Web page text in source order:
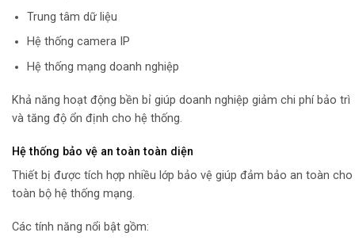
Trung tâm dữ liệu
Hệ thống camera IP
Hệ thống mạng doanh nghiệp
Khả năng hoạt động bền bỉ giúp doanh nghiệp giảm chi phí bảo trì
và tăng độ ổn định cho hệ thống.
Hệ thống bảo vệ an toàn toàn diện
Thiết bị được tích hợp nhiều lớp bảo vệ giúp đảm bảo an toàn cho
toàn bộ hệ thống mạng.
Các tính năng nổi bật gồm: